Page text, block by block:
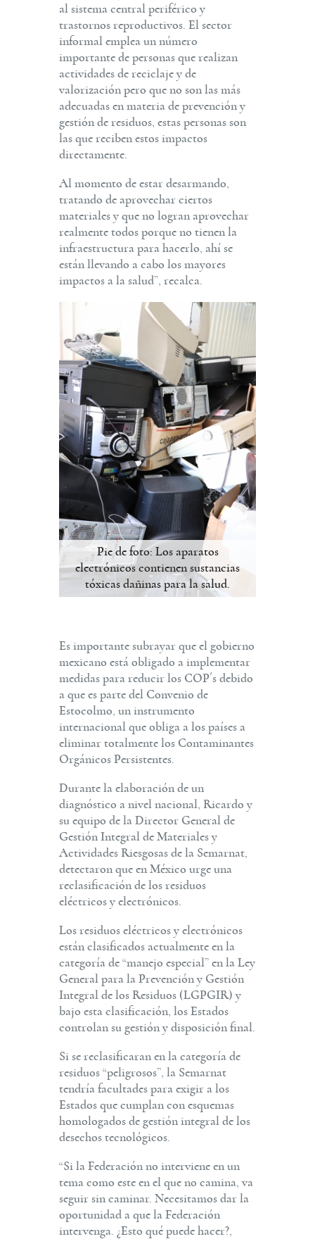
al sistema central periférico y
trastornos reproductivos. El sector
informal emplea un número
importante de personas que realizan
actividades de reciclaje y de
valorización pero que no son las más
adecuadas en materia de prevención y
gestión de residuos, estas personas son
las que reciben estos impactos
directamente.
Al momento de estar desarmando,
tratando de aprovechar ciertos
materiales y que no logran aprovechar
realmente todos porque no tienen la
infraestructura para hacerlo, ahí se
están llevando a cabo los mayores
impactos a la salud”, recalca.
Pie de foto: Los aparatos
electrónicos contienen sustancias
tóxicas dañinas para la salud.
Es importante subrayar que el gobierno
mexicano está obligado a implementar
medidas para reducir los COP´s debido
a que es parte del Convenio de
Estocolmo, un instrumento
internacional que obliga a los países a
eliminar totalmente los Contaminantes
Orgánicos Persistentes.
Durante la elaboración de un
diagnóstico a nivel nacional, Ricardo y
su equipo de la Director General de
Gestión Integral de Materiales y
Actividades Riesgosas de la Semarnat,
detectaron que en México urge una
reclasificación de los residuos
eléctricos y electrónicos.
Los residuos eléctricos y electrónicos
están clasificados actualmente en la
categoría de “manejo especial” en la Ley
General para la Prevención y Gestión
Integral de los Residuos (LGPGIR) y
bajo esta clasificación, los Estados
controlan su gestión y disposición final.
Si se reclasificaran en la categoría de
residuos “peligrosos”, la Semarnat
tendría facultades para exigir a los
Estados que cumplan con esquemas
homologados de gestión integral de los
desechos tecnológicos.
“Si la Federación no interviene en un
tema como este en el que no camina, va
seguir sin caminar. Necesitamos dar la
oportunidad a que la Federación
intervenga. ¿Esto qué puede hacer?,